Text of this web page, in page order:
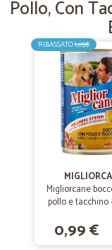
Tutto perfetto
—
Più che
Più che soddisfatta!
telefonicamente;
Pollo, Con
RIBASSATO1,05€
Migliorcane
pollo e tacchino
0,99 €